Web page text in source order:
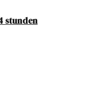
stunden